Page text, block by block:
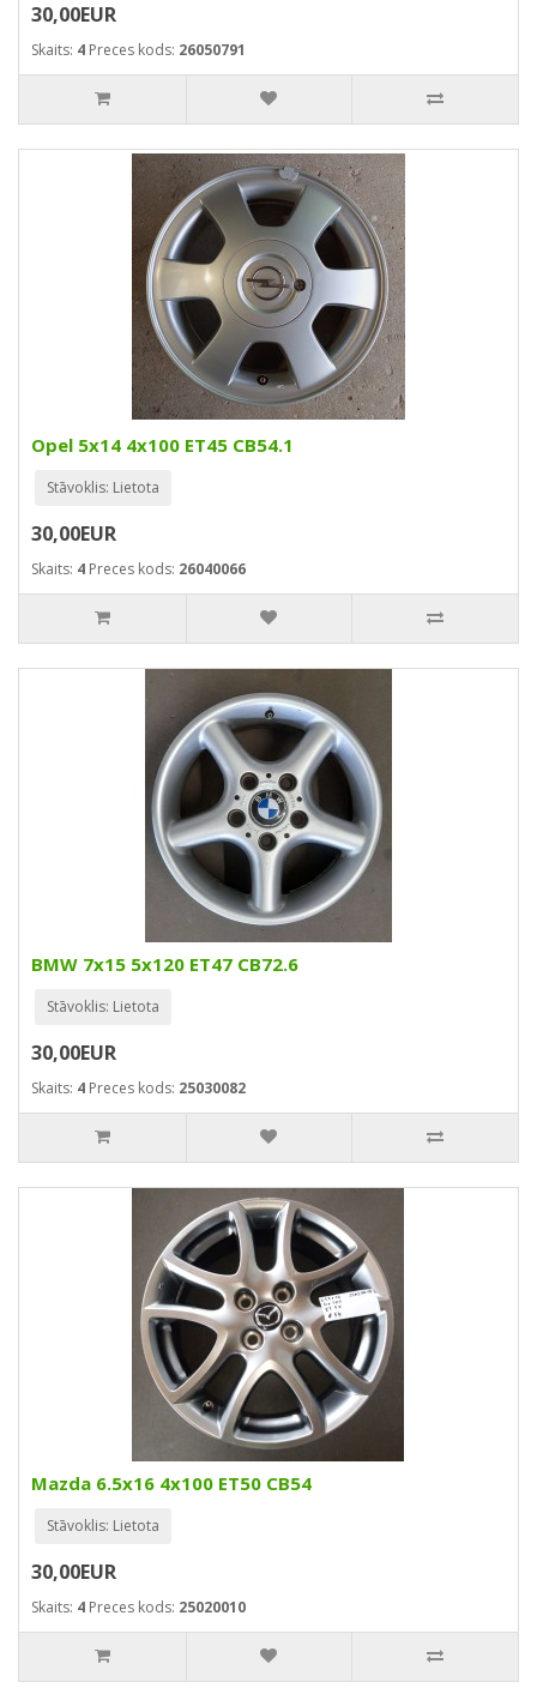
30,00EUR
Skaits: 4 Preces kods: 26050791
Opel 5x14 4x100 ET45 CB54.1
Stāvoklis: Lietota
30,00EUR
Skaits: 4 Preces kods: 26040066
BMW 7x15 5x120 ET47 CB72.6
Stāvoklis: Lietota
30,00EUR
Skaits: 4 Preces kods: 25030082
Mazda 6.5x16 4x100 ET50 CB54
Stāvoklis: Lietota
30,00EUR
Skaits: 4 Preces kods: 25020010